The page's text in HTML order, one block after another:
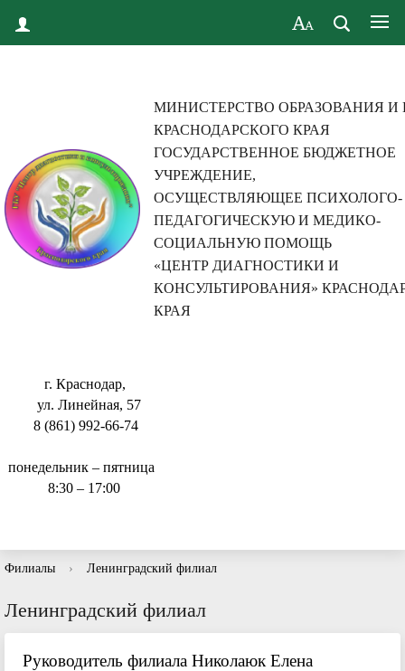
МИНИСТЕРСТВО ОБРАЗОВАНИЯ И
КРАСНОДАРСКОГО КРАЯ
ГОСУДАРСТВЕННОЕ БЮДЖЕТНОЕ
УЧРЕЖДЕНИЕ,
ОСУЩЕСТВЛЯЮЩЕЕ ПСИХОЛОГО-
ПЕДАГОГИЧЕСКУЮ И МЕДИКО-
СОЦИАЛЬНУЮ ПОМОЩЬ
«ЦЕНТР ДИАГНОСТИКИ И
КОНСУЛЬТИРОВАНИЯ»
КРАЯ
г. Краснодар,
ул. Линейная, 57
8 (861) 992-66-74
понедельник – пятница
8:30 – 17:00
Филиалы › Ленинградский филиал
Ленинградский филиал
Руководитель филиала Николаюк Елена